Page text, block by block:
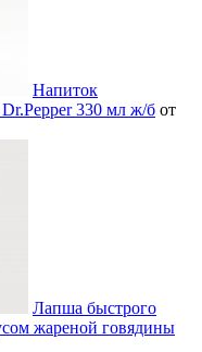
Напиток
330 мл ж/б от
Лапша быстрого
жареной говядины